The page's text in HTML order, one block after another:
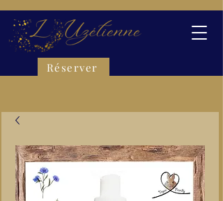
Réserver